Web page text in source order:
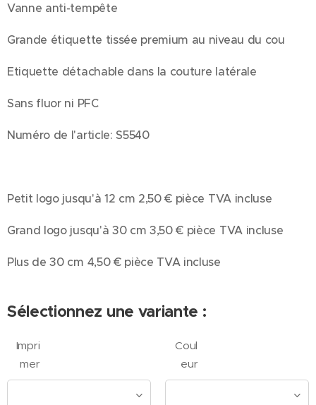
Vanne anti-tempête
Grande étiquette tissée premium au niveau du cou
Etiquette détachable dans la couture latérale
Sans fluor ni PFC
Numéro de l'article: S5540
Petit logo jusqu'à 12 cm 2,50 € pièce TVA incluse
Grand logo jusqu'à 30 cm 3,50 € pièce TVA incluse
Plus de 30 cm 4,50 € pièce TVA incluse
Sélectionnez une variante :
Impri
mer
Coul
eur